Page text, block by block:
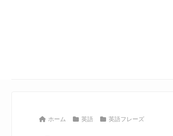
ホーム 英語 英語フレーズ